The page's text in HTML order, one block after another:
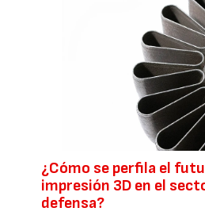
¿Cómo se perfila el
impresión 3D en el
defensa?